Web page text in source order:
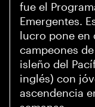
fue el
Emergentes.
lucro pone
campeones
isleño del
inglés) con
ascendencia